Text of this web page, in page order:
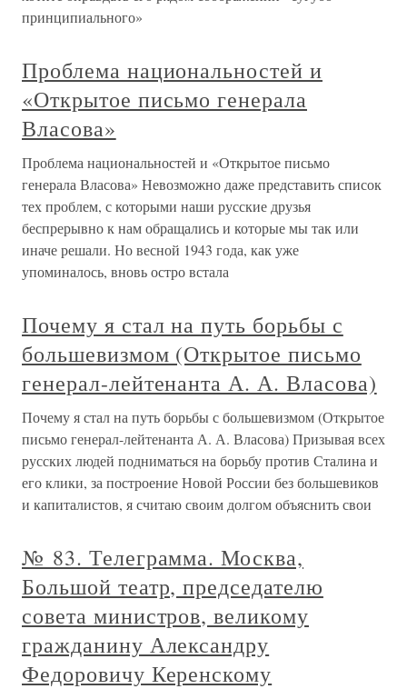
принципиального»
Проблема национальностей и
«Открытое письмо генерала
Власова»
Проблема национальностей и «Открытое письмо
генерала Власова» Невозможно даже представить список
тех проблем, с которыми наши русские друзья
беспрерывно к нам обращались и которые мы так или
иначе решали. Но весной 1943 года, как уже
упоминалось, вновь остро встала
Почему я стал на путь борьбы с
большевизмом (Открытое письмо
генерал-лейтенанта А. А. Власова)
Почему я стал на путь борьбы с большевизмом (Открытое
письмо генерал-лейтенанта А. А. Власова) Призывая всех
русских людей подниматься на борьбу против Сталина и
его клики, за построение Новой России без большевиков
и капиталистов, я считаю своим долгом объяснить свои
№ 83. Телеграмма. Москва,
Большой театр, председателю
совета министров, великому
гражданину Александру
Федоровичу Керенскому